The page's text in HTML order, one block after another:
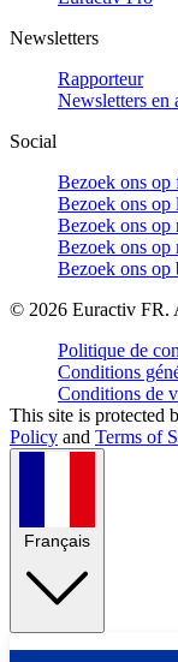
Newsletters
Rapporteur
Newsletters en
Social
Bezoek ons op
Bezoek ons op
Bezoek ons op
Bezoek ons op
Bezoek ons op
© 2026 Euractiv FR.
Politique de
Conditions
Conditions de
This site is protected
Policy and Terms of
Français